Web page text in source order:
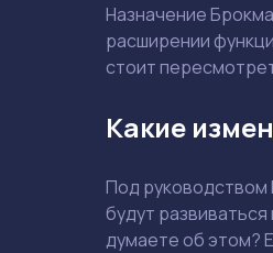
Назначение
расширении
стоит
Какие
Под руководством
будут
думаете об этом?